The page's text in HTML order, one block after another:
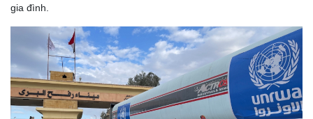
gia đình.